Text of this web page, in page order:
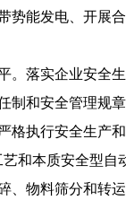
势能发电、开展合
。落实企业安全
制和安全管理规
格执行安全生产
和本质安全型自
、物料筛分和转